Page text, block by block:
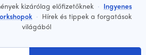
kizárólag előfizetőknek · Ingyenes
· Hírek és tippek a forgatások
világából